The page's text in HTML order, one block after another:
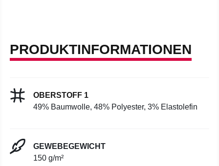
PRODUKTINFORMATIONEN
OBERSTOFF 1
49% Baumwolle, 48% Polyester, 3% Elastolefin
GEWEBEGEWICHT
150 g/m²